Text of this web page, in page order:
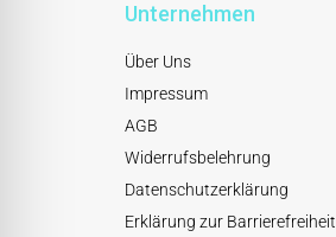
Unternehmen
Über Uns
Impressum
AGB
Widerrufsbelehrung
Datenschutzerklärung
Erklärung zur Barrierefreiheit